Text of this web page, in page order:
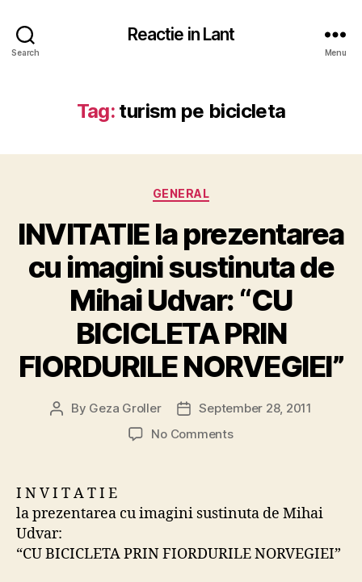
Search
Reactie in Lant
Menu
Tag: turism pe bicicleta
Categories
GENERAL
INVITATIE la prezentarea
cu imagini sustinuta de
Mihai Udvar: “CU
BICICLETA PRIN
FIORDURILE NORVEGIEI”
Post
By Geza Groller
PostSeptember 28, 2011
No Commentson
imagini
de
I N V I T A T I E
la prezentarea cu imagini sustinuta de Mihai
Udvar:
“CU BICICLETA PRIN FIORDURILE NORVEGIEI”